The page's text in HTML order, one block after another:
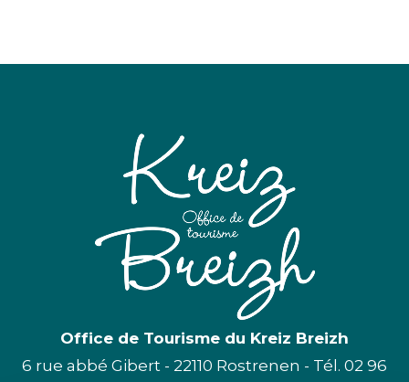
Office de Tourisme du Kreiz Breizh
6 rue abbé Gibert - 22110 Rostrenen - Tél. 02 96